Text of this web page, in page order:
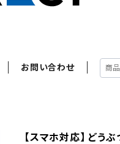
お問い合わせ
【スマホ対応】 どう